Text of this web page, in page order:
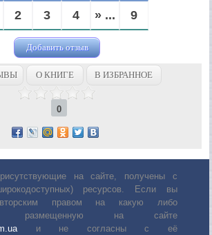
2 3 4 » ... 9
Добавить отзыв
О КНИГЕ В ИЗБРАННОЕ
0
на сайте, получены с
ресурсов. Если вы
правом на какую либо
размещенную на сайте
и не согласны с её